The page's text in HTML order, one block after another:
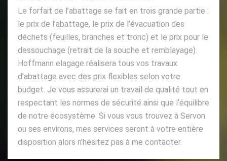
Le forfait de l’abattage se fait en trois grande partie :
le prix de l’abattage, le prix de l’évacuation des
déchets (feuilles, branches et tronc) et le prix pour le
dessouchage (retrait de la souche et remblayage).
Hoffmann elagage réalisera tous vos travaux
d’abattage avec des prix flexibles selon votre
budget. Je vous assurerai un travail de qualité tout en
respectant les normes de sécurité ainsi que l’équilibre
de notre écosystème. Si vous vous trouvez à Servon
ou ses environs, mes services seront à votre entière
disposition alors n’hésitez pas à me contacter.